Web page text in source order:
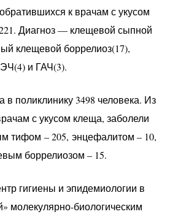
к врачам с укусом
Диагноз — клещевой сыпной
клещевой боррелиоз(17),
и ГАЧ(3).
в поликлинику 3498 человека. Из
с укусом клеща, заболели
тифом – 205, энцефалитом – 10,
боррелиозом – 15.
гигиены и эпидемиологии в
молекулярно-биологическим